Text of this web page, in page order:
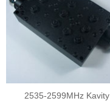
2535-2599MHz Kavity